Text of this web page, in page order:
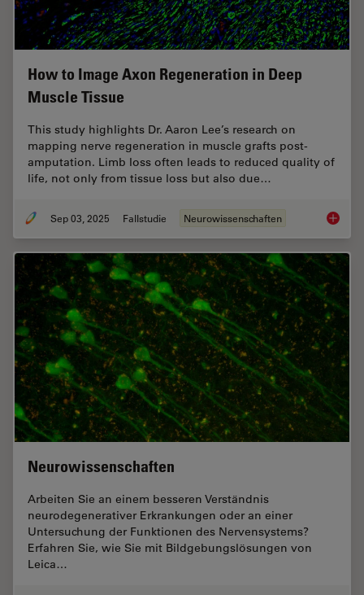
How to Image Axon Regeneration in Deep
Muscle Tissue
This study highlights Dr. Aaron Lee’s research on
mapping nerve regeneration in muscle grafts post-
amputation. Limb loss often leads to reduced quality of
life, not only from tissue loss but also due…
Sep 03, 2025 Fallstudie Neurowissenschaften How to
Neurowissenschaften
Arbeiten Sie an einem besseren Verständnis
neurodegenerativer Erkrankungen oder an einer
Untersuchung der Funktionen des Nervensystems?
Erfahren Sie, wie Sie mit Bildgebungslösungen von
Leica…